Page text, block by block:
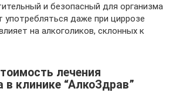
и безопасный для организма
употребляться даже при циррозе
на алкоголиков, склонных к
лечения
в клинике “АлкоЗдрав”